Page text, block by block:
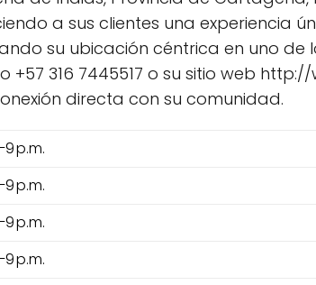
a sus clientes una experiencia
su ubicación céntrica en uno de
316 7445517 o su sitio web
directa con su comunidad.
p.m.
p.m.
p.m.
p.m.